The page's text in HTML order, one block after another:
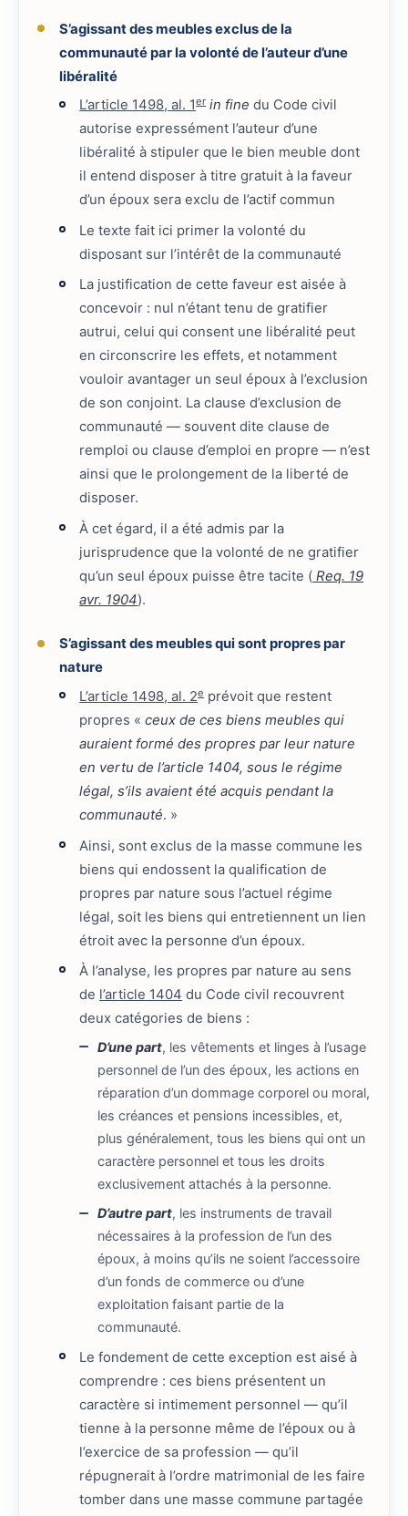
S’agissant des meubles exclus de la
communauté par la volonté de l’auteur d’une
libéralité
L’article 1498, al. 1er in fine du Code civil
autorise expressément l’auteur d’une
libéralité à stipuler que le bien meuble dont
il entend disposer à titre gratuit à la faveur
d’un époux sera exclu de l’actif commun
Le texte fait ici primer la volonté du
disposant sur l’intérêt de la communauté
La justification de cette faveur est aisée à
concevoir : nul n’étant tenu de gratifier
autrui, celui qui consent une libéralité peut
en circonscrire les effets, et notamment
vouloir avantager un seul époux à l’exclusion
de son conjoint. La clause d’exclusion de
communauté — souvent dite clause de
remploi ou clause d’emploi en propre — n’est
ainsi que le prolongement de la liberté de
disposer.
À cet égard, il a été admis par la
jurisprudence que la volonté de ne gratifier
qu’un seul époux puisse être tacite ( Req. 19
avr. 1904).
S’agissant des meubles qui sont propres par
nature
L’article 1498, al. 2e prévoit que restent
propres «ceux de ces biens meubles qui
auraient formé des propres par leur nature
en vertu de l’article 1404, sous le régime
légal, s’ils avaient été acquis pendant la
communauté. »
Ainsi, sont exclus de la masse commune les
biens qui endossent la qualification de
propres par nature sous l’actuel régime
légal, soit les biens qui entretiennent un lien
étroit avec la personne d’un époux.
À l’analyse, les propres par nature au sens
de l’article 1404 du Code civil recouvrent
deux catégories de biens :
D’une part, les vêtements et linges à l’usage
personnel de l’un des époux, les actions en
réparation d’un dommage corporel ou moral,
les créances et pensions incessibles, et,
plus généralement, tous les biens qui ont un
caractère personnel et tous les droits
exclusivement attachés à la personne.
D’autre part, les instruments de travail
nécessaires à la profession de l’un des
époux, à moins qu’ils ne soient l’accessoire
d’un fonds de commerce ou d’une
exploitation faisant partie de la
communauté.
Le fondement de cette exception est aisé à
comprendre : ces biens présentent un
caractère si intimement personnel — qu’il
tienne à la personne même de l’époux ou à
l’exercice de sa profession — qu’il
répugnerait à l’ordre matrimonial de les faire
tomber dans une masse commune partagée